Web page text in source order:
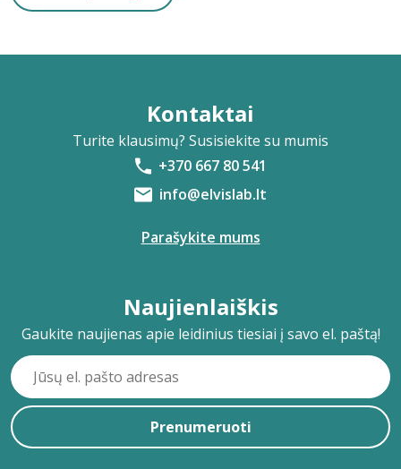
Kontaktai
Turite klausimų? Susisiekite su mumis
+370 667 80 541
info@elvislab.lt
Parašykite mums
Naujienlaiškis
Gaukite naujienas apie leidinius tiesiai į savo el. paštą!
Prenumeruoti